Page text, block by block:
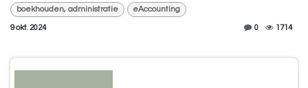
boekhouden, administratie eAccounting
9 okt. 2024 0 1714